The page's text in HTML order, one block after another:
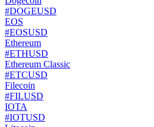
#DOGEUSD
EOS
#EOSUSD
Ethereum
#ETHUSD
Ethereum Classic
#ETCUSD
Filecoin
#FILUSD
IOTA
#IOTUSD